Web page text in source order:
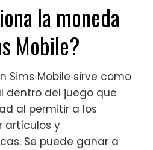
la moneda
Mobile?
Sims Mobile sirve como
dentro del juego que
al permitir a los
artículos y
Se puede ganar a